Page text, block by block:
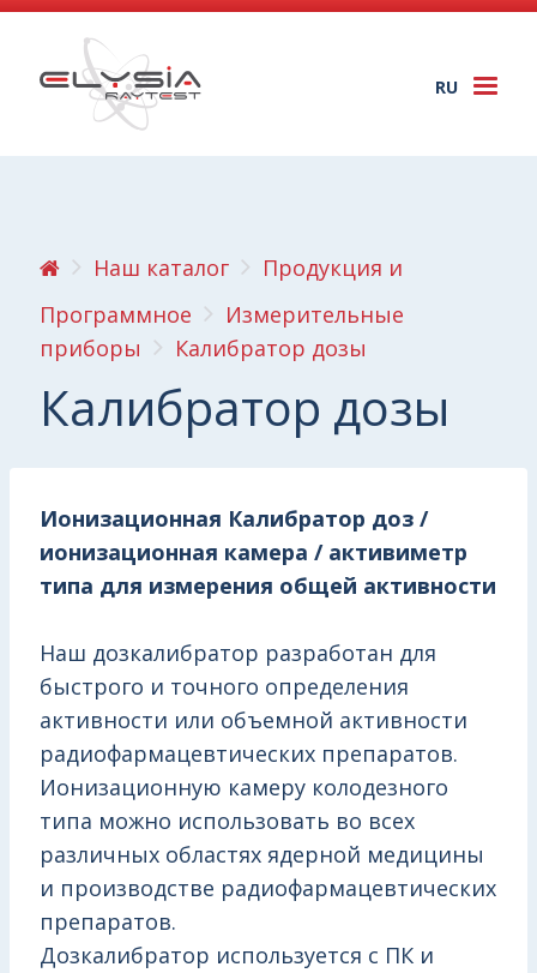
RU
Наш каталог
Продукция и
Программное
Измерительные
приборы
Калибратор дозы
Калибратор дозы
Ионизационная Калибратор доз /
ионизационная камера / активиметр
типа для измерения общей активности
Наш дозкалибратор разработан для
быстрого и точного определения
активности или объемной активности
радиофармацевтических препаратов.
Ионизационную камеру колодезного
типа можно использовать во всех
различных областях ядерной медицины
и производстве радиофармацевтических
препаратов.
Дозкалибратор используется с ПК и